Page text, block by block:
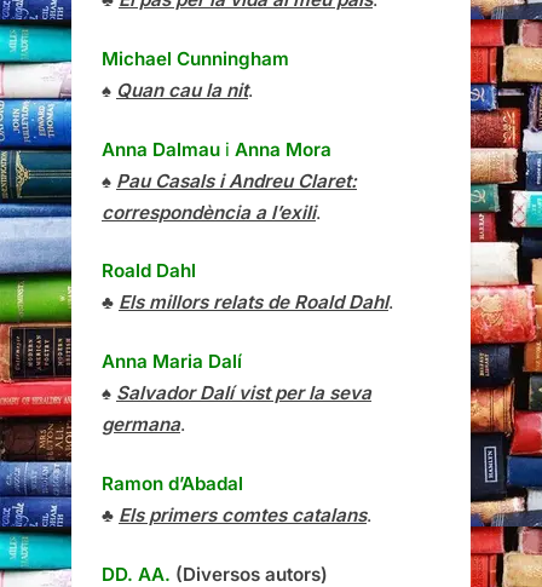
Michael Cunningham
♠ Quan cau la nit.
Anna Dalmau i Anna Mora
♠ Pau Casals i Andreu Claret:
correspondència a l’exili.
Roald Dahl
♣ Els millors relats de Roald Dahl.
Anna Maria Dalí
♠ Salvador Dalí vist per la seva
germana.
Ramon d’Abadal
♣ Els primers comtes catalans.
DD. AA. (Diversos autors)